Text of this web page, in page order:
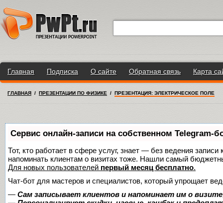
Главная Подписка О сайте Обратная связь Карта
ГЛАВНАЯ / ПРЕЗЕНТАЦИИ ПО ФИЗИКЕ / ПРЕЗЕНТАЦИЯ: ЭЛЕКТРИЧЕСКОЕ ПОЛЕ
Сервис онлайн-записи на собственном Telegram-
Тот, кто работает в сфере услуг, знает — без ведения
напоминать клиентам о визитах тоже. Нашли самый
Для новых пользователей первый месяц бесплатно.
Чат-бот для мастеров и специалистов, который упрощает
— Сам записывает клиентов и напоминает им о